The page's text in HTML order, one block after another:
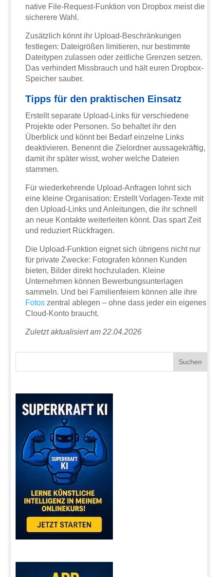
native File-Request-Funktion von Dropbox meist die
sicherere Wahl.
Zusätzlich könnt ihr Upload-Beschränkungen
festlegen: Dateigrößen limitieren, nur bestimmte
Dateitypen zulassen oder zeitliche Grenzen setzen.
Das verhindert Missbrauch und hält euren Dropbox-
Speicher sauber.
Tipps für den praktischen Einsatz
Erstellt separate Upload-Links für verschiedene
Projekte oder Personen. So behaltet ihr den
Überblick und könnt bei Bedarf einzelne Links
deaktivieren. Benennt die Zielordner aussagekräftig,
damit ihr später wisst, woher welche Dateien
stammen.
Für wiederkehrende Upload-Anfragen lohnt sich
eine kleine Organisation: Erstellt Vorlagen-Texte mit
den Upload-Links und Anleitungen, die ihr schnell
an neue Kontakte weiterleiten könnt. Das spart Zeit
und reduziert Rückfragen.
Die Upload-Funktion eignet sich übrigens nicht nur
für private Zwecke: Fotografen können Kunden
bieten, Bilder direkt hochzuladen. Kleine
Unternehmen können Bewerbungsunterlagen
sammeln. Und bei Familienfeiern können alle ihre
Fotos zentral ablegen – ohne dass jeder ein eigenes
Cloud-Konto braucht.
Zuletzt aktualisiert am 22.04.2026